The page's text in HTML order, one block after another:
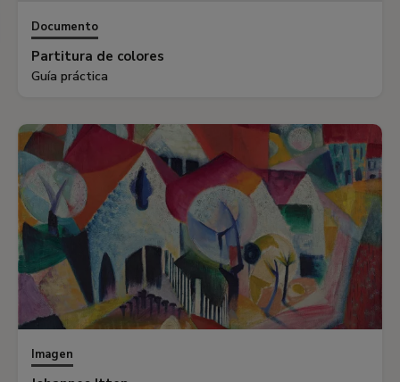
Documento
Partitura de colores
Guía práctica
Imagen